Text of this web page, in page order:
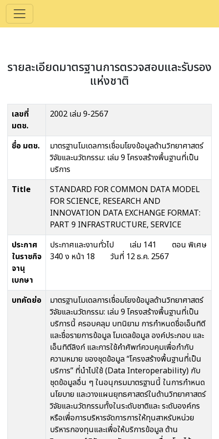
รายละเอียดมาตรฐานการตรวจสอบและรับรอง
แห่งชาติ
เลขที่
มตช.
2002 เล่ม 9-2567
ชื่อ มตช.
มาตรฐานโมเดลการเชื่อมโยงข้อมูลด้านวิทยาศาสตร์
วิจัยและนวัตกรรม: เล่ม 9 โครงสร้างพื้นฐานที่เป็น
บริการ
Title
STANDARD FOR COMMON DATA MODEL
FOR SCIENCE, RESEARCH AND
INNOVATION DATA EXCHANGE FORMAT:
PART 9 INFRASTRUCTURE, SERVICE
ประกาศ
ในราชกิจ
จานุ
เบกษา
ประกาศและงานทั่วไป เล่ม 141 ตอน พิเศษ
340 ง หน้า 18 วันที่ 12 ธ.ค. 2567
บทคัดย่อ
มาตรฐานโมเดลการเชื่อมโยงข้อมูลด้านวิทยาศาสตร์
วิจัยและนวัตกรรม: เล่ม 9 โครงสร้างพื้นฐานที่เป็น
บริการนี้ ครอบคลุม บทนิยาม การกำหนดชื่อเอ็นทิตี
และชื่อรายการข้อมูล โมเดลข้อมูล องค์ประกอบ และ
เอ็นทิตีลิงก์ และการใช้คำศัพท์ควบคุมเพื่อกำกับ
ความหมาย ของชุดข้อมูล “โครงสร้างพื้นฐานที่เป็น
บริการ” ที่นำไปใช้ (Data Interoperability) กับ
ชุดข้อมูลอื่น ๆ ในอนุกรมมาตรฐานนี้ ในการกำหนด
นโยบาย และวางแผนยุทธศาสตร์ในด้านวิทยาศาสตร์
วิจัยและนวัตกรรมทั้งในระดับชาติและ ระดับองค์กร
หรือเพื่อการบริหารจัดการการให้ทุนสาหรับหน่วย
บริหารกองทุนและเพื่อให้บริการข้อมูล ด้าน